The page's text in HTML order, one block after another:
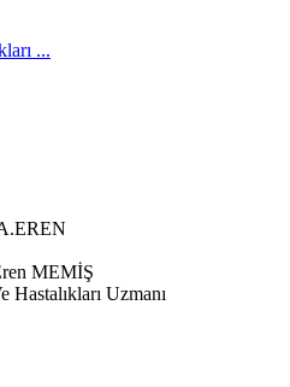
...
MEMİŞ
Hastalıkları Uzmanı